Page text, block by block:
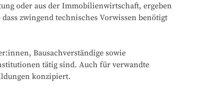
oder aus der Immobilienwirtschaft, ergeben
zwingend technisches Vorwissen benötigt
Bausachverständige sowie
tätig sind. Auch für verwandte
konzipiert.